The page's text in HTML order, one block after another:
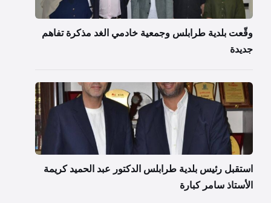
وقّعت بلدية طرابلس وجمعية خادمي الغد مذكرة تفاهم
جديدة
استقبل رئيس بلدية طرابلس الدكتور عبد الحميد كريمة
الأستاذ سامر كبارة